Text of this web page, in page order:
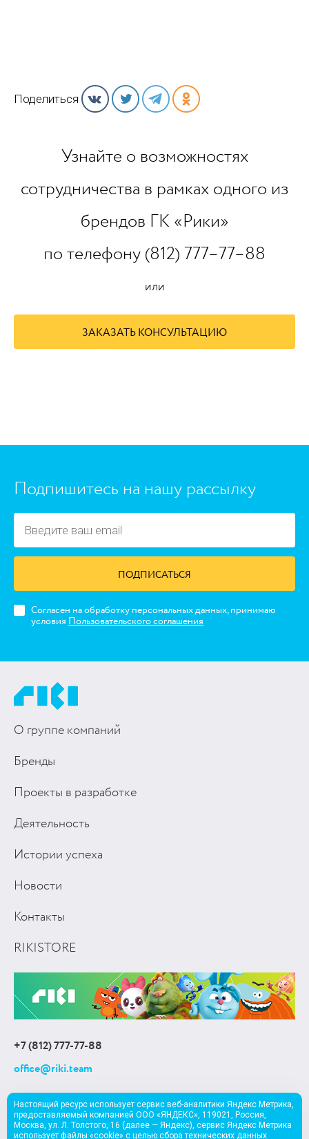
Поделиться
Узнайте о возможностях
сотрудничества в рамках одного из
брендов ГК «Рики»
по телефону (812) 777–77–88
или
ЗАКАЗАТЬ КОНСУЛЬТАЦИЮ
Подпишитесь на нашу рассылку
ПОДПИСАТЬСЯ
Согласен на обработку персональных данных, принимаю
условия Пользовательского соглашения
О группе компаний
Бренды
Проекты в разработке
Деятельность
Истории успеха
Новости
Контакты
RIKISTORE
+7 (812) 777-77-88
office@riki.team
EN
Настоящий ресурс использует сервис веб-аналитики Яндекс Метрика,
предоставляемый компанией ООО «ЯНДЕКС», 119021, Россия,
Москва, ул. Л. Толстого, 16 (далее — Яндекс), сервис Яндекс Метрика
использует файлы «cookie» с целью сбора технических данных